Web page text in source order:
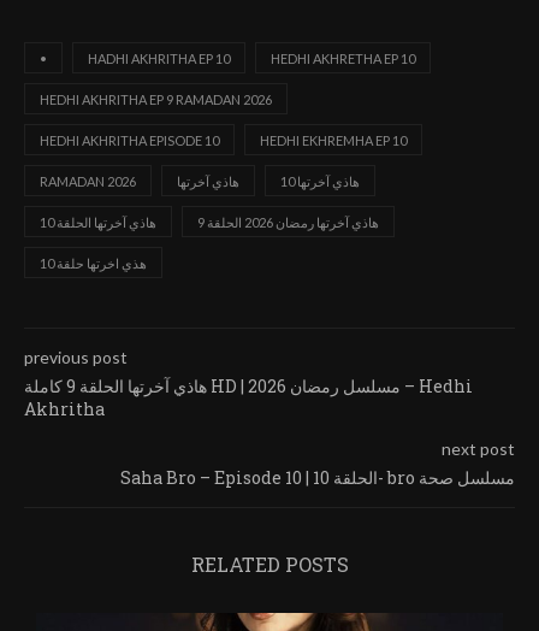
• HADHI AKHRITHA EP 10 HEDHI AKHRETHA EP 10
HEDHI AKHRITHA EP 9 RAMADAN 2026
HEDHI AKHRITHA EPISODE 10 HEDHI EKHREMHA EP 10
RAMADAN 2026 هاذي آخرتها هاذي آخرتها 10
هاذي آخرتها الحلقة 10 هاذي آخرتها رمضان 2026 الحلقة 9
هذي اخرتها حلقة 10
previous post
هاذي آخرتها الحلقة 9 كاملة HD | مسلسل رمضان 2026 – Hedhi
Akhritha
next post
Saha Bro – Episode 10 | الحلقة 10- bro مسلسل صحة
RELATED POSTS